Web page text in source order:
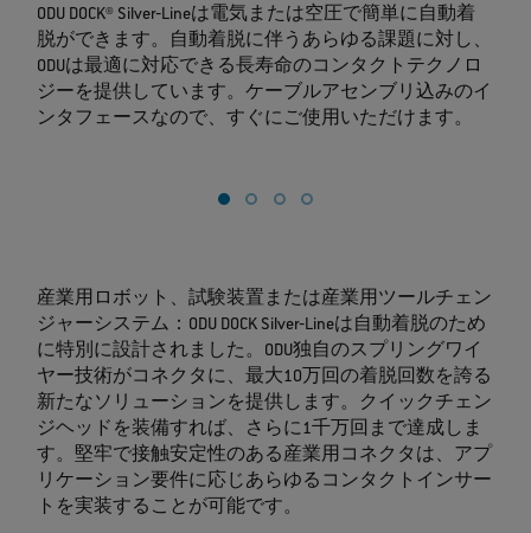
ODU DOCK® Silver‐Lineは電気または空圧で簡単に自動着
脱ができます。自動着脱に伴うあらゆる課題に対し、
ODUは最適に対応できる長寿命のコンタクトテクノロ
ジーを提供しています。ケーブルアセンブリ込みのイ
ンタフェースなので、すぐにご使用いただけます。
産業用ロボット、試験装置または産業用ツールチェン
ジャーシステム：ODU DOCK Silver‐Lineは自動着脱のため
に特別に設計されました。ODU独自のスプリングワイ
ヤー技術がコネクタに、最大10万回の着脱回数を誇る
新たなソリューションを提供します。クイックチェン
ジヘッドを装備すれば、さらに1千万回まで達成しま
す。堅牢で接触安定性のある産業用コネクタは、アプ
リケーション要件に応じあらゆるコンタクトインサー
トを実装することが可能です。